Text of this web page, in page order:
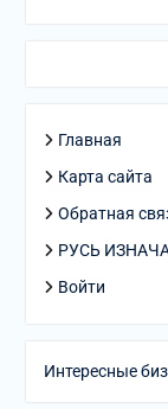
Главная
Карта сайта
Обратная
РУСЬ
Войти
Интересные